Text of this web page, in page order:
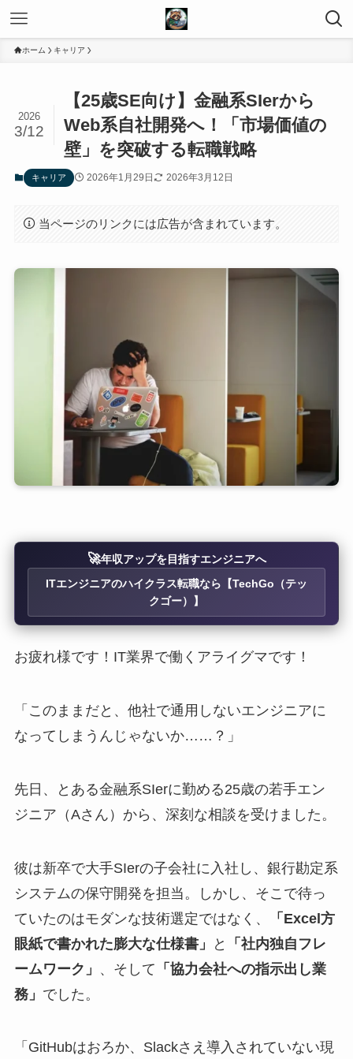
ホーム キャリア
【25歳SE向け】金融系SIerから
Web系自社開発へ！「市場価値の
壁」を突破する転職戦略
2026
3/12
キャリア 2026年1月29日 2026年3月12日
当ページのリンクには広告が含まれています。
🚀年収アップを目指すエンジニアへ
ITエンジニアのハイクラス転職なら【TechGo（テッ
クゴー）】
お疲れ様です！IT業界で働くアライグマです！
「このままだと、他社で通用しないエンジニアに
なってしまうんじゃないか……？」
先日、とある金融系SIerに勤める25歳の若手エン
ジニア（Aさん）から、深刻な相談を受けました。
彼は新卒で大手SIerの子会社に入社し、銀行勘定系
システムの保守開発を担当。しかし、そこで待っ
ていたのはモダンな技術選定ではなく、
「Excel方
眼紙で書かれた膨大な仕様書」
と
「社内独自フレ
ームワーク」 、そして 「協力会社への指示出し業
務」 でした。
「GitHubはおろか、Slackさえ導入されていない現